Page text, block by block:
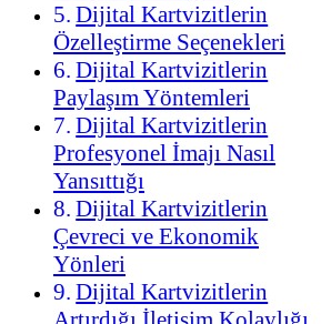
Dijital Kartvizitlerin
Özelleştirme Seçenekleri
Dijital Kartvizitlerin
Paylaşım Yöntemleri
Dijital Kartvizitlerin
Profesyonel İmajı Nasıl
Yansıttığı
Dijital Kartvizitlerin
Çevreci ve Ekonomik
Yönleri
Dijital Kartvizitlerin